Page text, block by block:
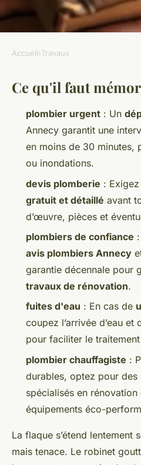
Choisissez le
plombier à
urgences
Accueil›Travaux
Ce qu'il faut
plombier urgent : Un
Annecy garantit une
en moins de 30 minutes,
ou inondations.
devis plomberie :
gratuit et détaillé avant
d’œuvre, pièces et
plombiers de confiance
avis plombiers Annecy
garantie décennale pour
travaux de rénovation.
fuites d'eau : En cas de
coupez l’arrivée d’eau
pour faciliter le
plombier chauffagiste :
durables, optez pour des
spécialisés en
équipements éco-
La flaque s’étend lentement
mais tenace. Le robinet